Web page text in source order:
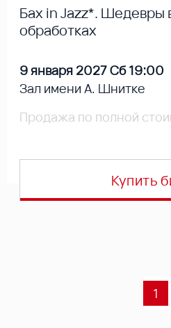
Бах in Jazz*. Шедевры
обработках
9 января 2027 Сб 19:00
Зал имени А. Шнитке
Продажа по полной
Купить
1